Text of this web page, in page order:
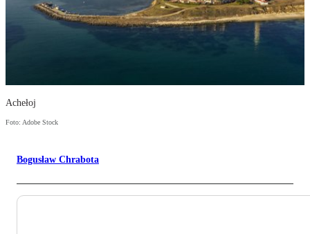
Achełoj
Foto: Adobe Stock
Bogusław Chrabota